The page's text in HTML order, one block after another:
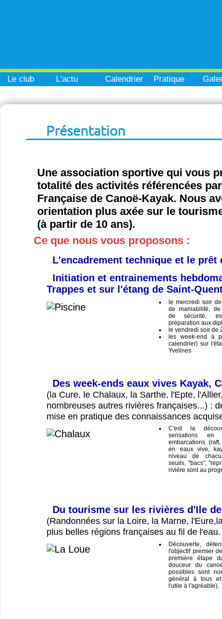
Le club L'actu Calendrier Pratique
Présentation
Une association sportive qui vous
totalité des activités référencées
Française de Canoë-Kayak. Nous
orientation plus axée sur le
(à partir de 10 ans).
Ce que nous vous proposons :
L'encadrement technique et le prêt
Initiation et entrainements
Trappes et sur l'étang de Saint-
le mercredi soir
de maniabilité,
de sécurité,
préparation aux
le vendredi soir de
les week-end à
calendrier) sur
Yvelines
Des week-ends eaux vives Kayak,
(la Cure, le Chalaux, la Sarthe, l'Epte,
nombreuses autres rivières françaises...) :
mise en pratique des connaissances
C'est la
sensations en
embarcations
en eaux vive,
niveau de
seuils, "bacs",
rivière sont au
Du tourisme sur les rivières d'Ile
(Randonnées sur la Loire, la Marne,
plus belles régions françaises au fil de l'eau.
Découverte,
l'objectif premier
première étape
douceur du
possibles sont
général à tous
l'utile à l'agréable).